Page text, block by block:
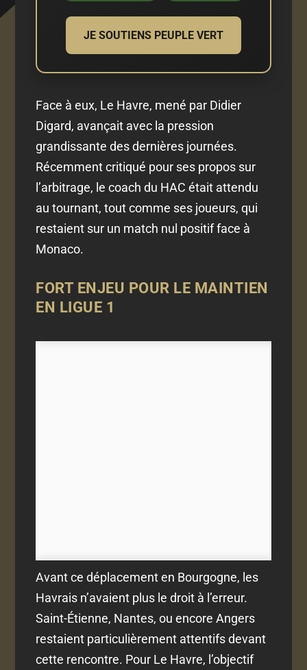
JE SOUTIENS PEUPLE VERT
Face à eux, Le Havre, mené par Didier
Digard, avançait avec la pression
grandissante des dernières journées.
Récemment critiqué pour ses propos sur
l’arbitrage, le coach du HAC était attendu
au tournant, tout comme ses joueurs, qui
restaient sur un match nul positif face à
Monaco.
FORT ENJEU POUR LE MAINTIEN
EN LIGUE 1
Avant ce déplacement en Bourgogne, les
Havrais n’avaient plus le droit à l’erreur.
Saint-Étienne, Nantes, ou encore Angers
restaient particulièrement attentifs devant
cette rencontre. Pour Le Havre, l’objectif